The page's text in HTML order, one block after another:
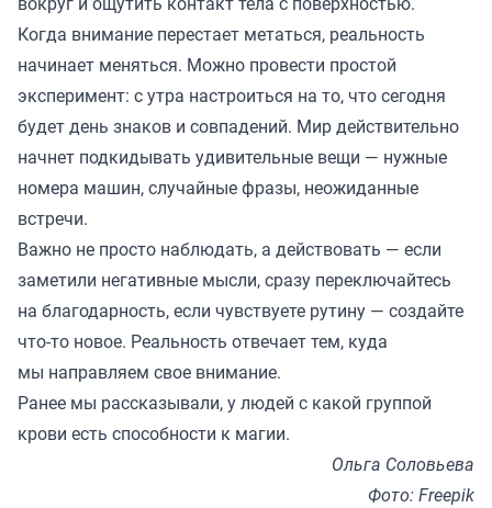
Когда внимание перестает метаться, реальность
начинает меняться. Можно провести простой
эксперимент: с утра настроиться на то, что сегодня
будет день знаков и совпадений. Мир действительно
начнет подкидывать удивительные вещи — нужные
номера машин, случайные фразы, неожиданные
встречи.
Важно не просто наблюдать, а действовать — если
заметили негативные мысли, сразу переключайтесь
на благодарность, если чувствуете рутину — создайте
что-то новое. Реальность отвечает тем, куда
мы направляем свое внимание.
Ранее мы рассказывали, у людей с какой группой
крови есть способности к магии.
Ольга Соловьева
Фото: Freepik